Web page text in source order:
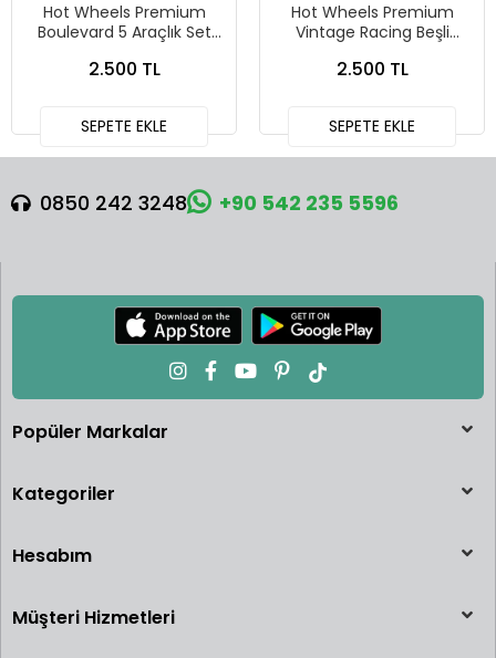
Hot Wheels Premium
Boulevard 5 Araçlık Set
2.500 TL
SEPETE EKLE
Hot Wheels Premium
Vintage Racing Beşli
2.500 TL
SEPETE EKLE
0850 242 3248 +90 542 235 5596
Popüler Markalar
Kategoriler
Hesabım
Müşteri Hizmetleri